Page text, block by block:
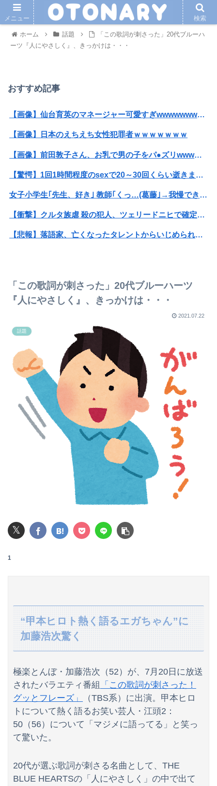
ホーム 話題
「この歌詞が刺さった」20代ブルーハ
ーツ『人にやさしく』、きっかけは・・・
おすすめ記事
【画像】仙台育英のマネージャー可愛すぎwwwwwwwwwwwwwwwwwww
【画像】日本のえちえち女性犯罪者ｗｗｗｗｗｗｗ
【画像】前田敦子さん、お乳で男の子をパ●ズリwwwwwwwww
【驚愕】1回1時間程度のsexで20～30回くらい逝きまくる女ｗｗｗｗｗｗｗｗｗwwww
女子小学生｢先生、好き｣ 教師｢くっ…(葛藤｣→我慢できずハメ撮りカーセ●クスして教員免許剥奪
【衝撃】クルタ族虐 殺の犯人、ツェリードニヒで確定！クロロの演劇のせいで2人も無駄死ににwwww
【悲報】落語家、亡くなったタレントからいじめられた過去を告白する…
お前ら「女はおっさんより口が臭い！」 ワイ「嘘つけバーカｗ」⇒w
日経平均2013「1万円です」日経平均2026「6万円です」←これは年収爆上がりしたんやろなぁ…
みんな怖がるけど自分は平気だよってもの
【BLEACH】こいつ嫌い
【速報】NHK職員が番組出演者から性被害
大阪かすうどんの魅力とは
【衝撃】AKB48伊藤百花さん、CMオファーが殺到！CM女王になるらしい？【いともも】
宇賀神メグアナ 巨乳が微揺れ！！【GIF動画あり】
【動画】ロングからショートにした美女のお○ぱいがエ●すぎるwww
「この歌詞が刺さった」20代ブルーハーツ
『人にやさしく』、きっかけは・・・
2021.07.22
話題
𝕏
1
“甲本ヒロト熱く語るエガちゃん”に
加藤浩次驚く
極楽とんぼ・加藤浩次（52）が、7月20日に放送
されたバラエティ番組 「この歌詞が刺さった！
グッとフレーズ」
（TBS系）に出演。甲本ヒロ
トについて熱く語るお笑い芸人・江頭2：
50（56）について「マジメに語ってる」と笑っ
て驚いた。
20代が選ぶ歌詞が刺さる名曲として、THE
BLUE HEARTSの「人にやさしく」の中で出て
メニュー 検索